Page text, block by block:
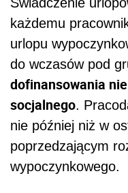
każdemu
urlopu
do wczasów pod
dofinansowania
socjalnego.
nie później niż w
poprzedzającym
wypoczynkowego.